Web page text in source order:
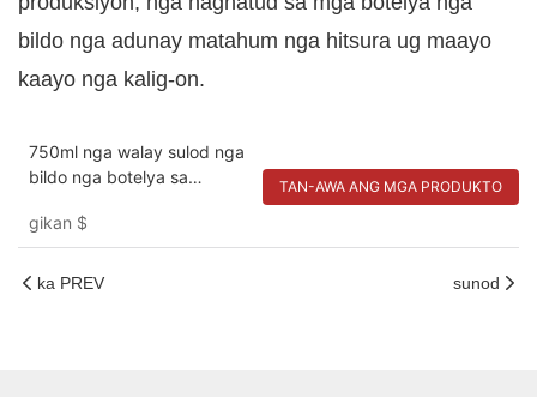
bildo nga adunay matahum nga hitsura ug maayo
kaayo nga kalig-on.
750ml nga walay sulod nga
bildo nga botelya sa
gikan $
TAN-AWA ANG MGA PRODUKTO
ka PREV sunod